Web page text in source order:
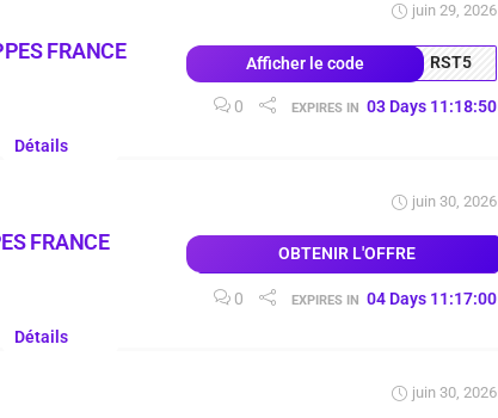
FRANCE
juin 29, 2026
Afficher le code RST5
0 EXPIRES IN 03 Days 11:18:49
Détails
FRANCE
juin 30, 2026
OBTENIR L'OFFRE
0 EXPIRES IN 04 Days 11:16:59
Détails
juin 30, 2026